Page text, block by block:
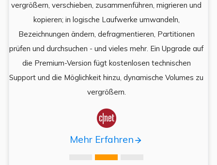
vergrößern, verschieben, zusammenführen, migrieren und
kopieren; in logische Laufwerke umwandeln,
Bezeichnungen ändern, defragmentieren, Partitionen
prüfen und durchsuchen - und vieles mehr. Ein Upgrade auf
die Premium-Version fügt kostenlosen technischen
Support und die Möglichkeit hinzu, dynamische Volumes zu
vergrößern.

Mehr Erfahren